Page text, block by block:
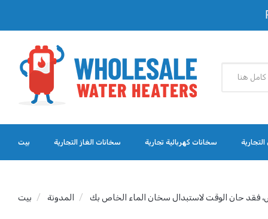
بيت سخانات الغاز التجارية سخانات كهربائية تجارية
بيت المدونة فقد حان الوقت لاستبدال سخان الماء الخاص بك